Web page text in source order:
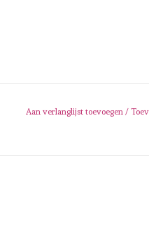
Aan verlanglijst toevoegen /